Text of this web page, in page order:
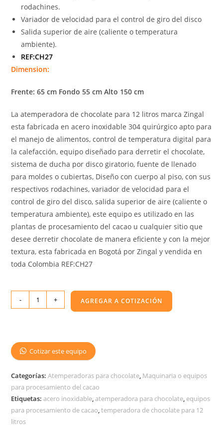
rodachines.
Variador de velocidad para el control de giro del disco
Salida superior de aire (caliente o temperatura
ambiente).
REF:CH27
Dimension:
Frente: 65 cm Fondo 55 cm Alto 150 cm
La atemperadora de chocolate para 12 litros marca Zingal
esta fabricada en acero inoxidable 304 quirúrgico apto para
el manejo de alimentos, control de temperatura digital para
la calefacción, equipo diseñado para derretir el chocolate,
sistema de ducha por disco giratorio, fuente de llenado
para moldes o cubiertas, Diseño con cuerpo al piso, con sus
respectivos rodachines, variador de velocidad para el
control de giro del disco, salida superior de aire (caliente o
temperatura ambiente), este equipo es utilizado en las
plantas de procesamiento del cacao u cualquier sitio que
desee derretir chocolate de manera eficiente y con la mejor
textura, esta fabricada en Bogotá por Zingal y vendida en
toda Colombia REF:CH27
- + AGREGAR A COTIZACIÓN
Cotizar este equipo
Categorías:Atemperadoras para chocolate, Maquinaria o equipos
para procesamiento del cacao
Etiquetas:acero inoxidable,atemperadora para chocolate, equipos
para procesamiento de cacao,temperadora de chocolate para 12
litros